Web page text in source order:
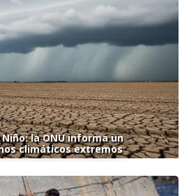
la ONU informa un
climáticos extremos